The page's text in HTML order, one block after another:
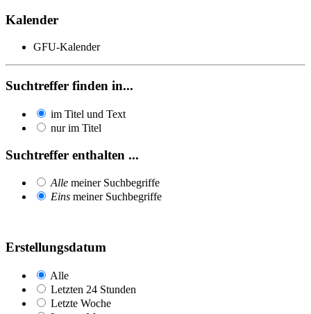
Kalender
GFU-Kalender
Suchtreffer finden in...
im Titel und Text
nur im Titel
Suchtreffer enthalten ...
Alle meiner Suchbegriffe
Eins meiner Suchbegriffe
Erstellungsdatum
Alle
Letzten 24 Stunden
Letzte Woche